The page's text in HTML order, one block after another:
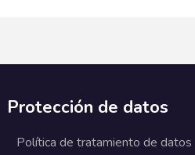
Protección de datos
Política de tratamiento de datos